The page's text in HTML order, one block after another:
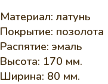
Материал: латунь
Покрытие: позолота
Распятие: эмаль
Высота: 170 мм.
Ширина: 80 мм.